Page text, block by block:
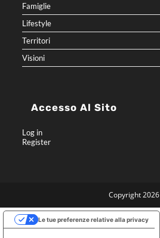
Famiglie
Lifestyle
Territori
Visioni
Accesso Al Sito
Log in
Register
Copyright 2026
Le tue preferenze relative alla privacy